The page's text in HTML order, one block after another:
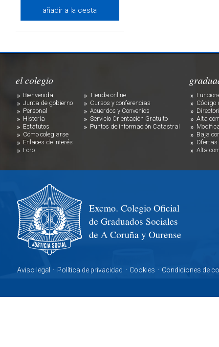
añadir a la cesta
el colegio
Bienvenida
Junta de gobierno
Personal
Historia
Estatutos
Cómo colegiarse
Enlaces de interés
Foro
Tienda online
Cursos y conferencias
Acuerdos y Convenios
Servicio Orientación Gratuito
Puntos de información Catastral
Código
Alta
Baja
Ofertas
Alta
Excmo. Colegio Oficial
de Graduados Sociales
de A Coruña y Ourense
Aviso legal · Política de privacidad · Cookies · Condiciones de